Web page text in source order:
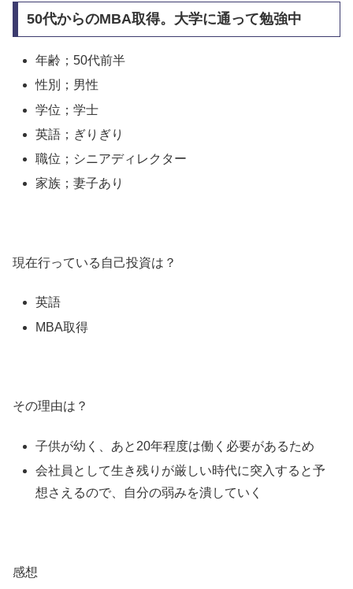
50代からのMBA取得。大学に通って勉強中
年齢；50代前半
性別；男性
学位；学士
英語；ぎりぎり
職位；シニアディレクター
家族；妻子あり
現在行っている自己投資は？
英語
MBA取得
その理由は？
子供が幼く、あと20年程度は働く必要があるため
会社員として生き残りが厳しい時代に突入すると予
想さえるので、自分の弱みを潰していく
感想